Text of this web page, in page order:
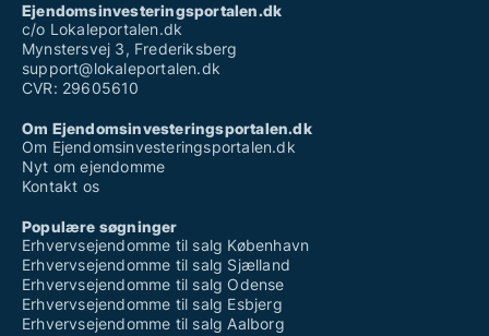
Ejendomsinvesteringsportalen.dk
c/o Lokaleportalen.dk
Mynstersvej 3, Frederiksberg
support@lokaleportalen.dk
CVR: 29605610
Om Ejendomsinvesteringsportalen.dk
Om Ejendomsinvesteringsportalen.dk
Nyt om ejendomme
Kontakt os
Populære søgninger
Erhvervsejendomme til salg København
Erhvervsejendomme til salg Sjælland
Erhvervsejendomme til salg Odense
Erhvervsejendomme til salg Esbjerg
Erhvervsejendomme til salg Aalborg